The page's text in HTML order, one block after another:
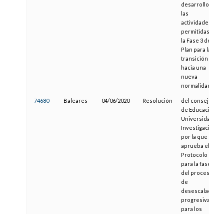
desarrollo de
las
actividades
permitidas en
la Fase 3 del
Plan para la
transición
hacia una
nueva
normalidad
74680 Baleares 04/06/2020 Resolución
del consejero
de Educación,
Universidad e
Investigación
por la que se
aprueba el
Protocolo
para la fase 3
del proceso
de
desescalada
progresiva
para los